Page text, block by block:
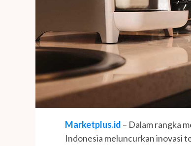
Marketplus.id – Dalam rangka
Indonesia meluncurkan inovasi